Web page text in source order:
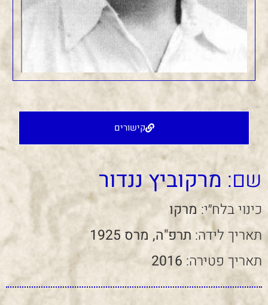
קישורים
שם: מרקוביץ ננדור
כינוי בלח״י: מרקו
תאריך לידה: תרפ"ה, מרס 1925
תאריך פטירה: 2016